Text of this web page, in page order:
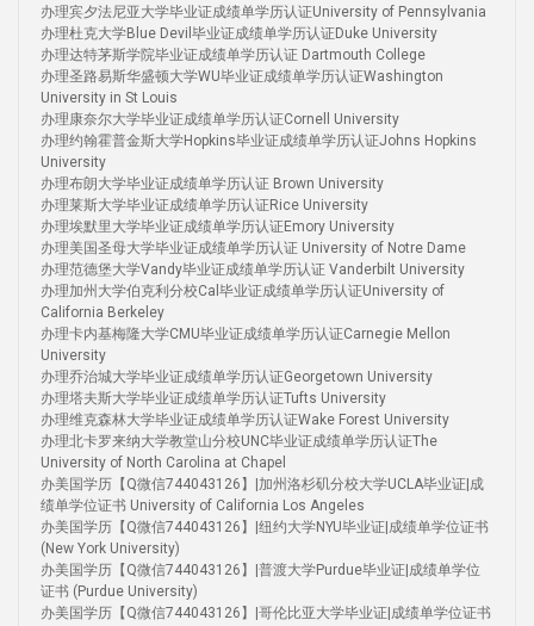
办理宾夕法尼亚大学毕业证成绩单学历认证University of Pennsylvania
办理杜克大学Blue Devil毕业证成绩单学历认证Duke University
办理达特茅斯学院毕业证成绩单学历认证 Dartmouth College
办理圣路易斯华盛顿大学WU毕业证成绩单学历认证Washington
University in St Louis
办理康奈尔大学毕业证成绩单学历认证Cornell University
办理约翰霍普金斯大学Hopkins毕业证成绩单学历认证Johns Hopkins
University
办理布朗大学毕业证成绩单学历认证 Brown University
办理莱斯大学毕业证成绩单学历认证Rice University
办理埃默里大学毕业证成绩单学历认证Emory University
办理美国圣母大学毕业证成绩单学历认证 University of Notre Dame
办理范德堡大学Vandy毕业证成绩单学历认证 Vanderbilt University
办理加州大学伯克利分校Cal毕业证成绩单学历认证University of
California Berkeley
办理卡内基梅隆大学CMU毕业证成绩单学历认证Carnegie Mellon
University
办理乔治城大学毕业证成绩单学历认证Georgetown University
办理塔夫斯大学毕业证成绩单学历认证Tufts University
办理维克森林大学毕业证成绩单学历认证Wake Forest University
办理北卡罗来纳大学教堂山分校UNC毕业证成绩单学历认证The
University of North Carolina at Chapel
办美国学历【Q微信744043126】|加州洛杉矶分校大学UCLA毕业证|成
绩单学位证书 University of California Los Angeles
办美国学历【Q微信744043126】|纽约大学NYU毕业证|成绩单学位证书
(New York University)
办美国学历【Q微信744043126】|普渡大学Purdue毕业证|成绩单学位
证书 (Purdue University)
办美国学历【Q微信744043126】|哥伦比亚大学毕业证|成绩单学位证书